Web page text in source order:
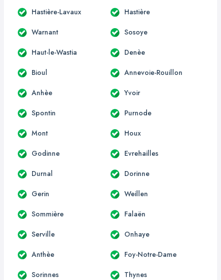
Hastière-Lavaux Hastière
Warnant Sosoye
Haut-le-Wastia Denèe
Bioul Annevoie-Rouillon
Anhèe Yvoir
Spontin Purnode
Mont Houx
Godinne Evrehailles
Durnal Dorinne
Gerin Weillen
Sommière Falaën
Serville Onhaye
Anthèe Foy-Notre-Dame
Sorinnes Thynes